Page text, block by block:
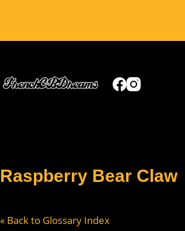
Raspberry Bear Claw
« Back to Glossary Index